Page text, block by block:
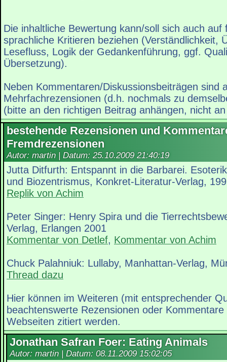
Die inhaltliche Bewertung kann/soll sich auch auf
sprachliche Kritieren beziehen (Verständlichkeit,
Lesefluss, Logik der Gedankenführung, ggf.
Übersetzung).
Neben Kommentaren/Diskussionsbeiträgen sind
Mehrfachrezensionen (d.h. nochmals zu
(bitte an den richtigen Beitrag anhängen, nicht
bestehende Rezensionen und
Fremdrezensionen
Autor: martin | Datum: 25.10.2009 21:40:19
Jutta Ditfurth: Entspannt in die Barbarei.
und Biozentrismus, Konkret-Literatur-Verlag,
Replik von Achim
Peter Singer: Henry Spira und die
Verlag, Erlangen 2001
Kommentar von Detlef, Kommentar von Achim
Chuck Palahniuk: Lullaby, Manhattan-Verlag,
Thread dazu
Hier können im Weiteren (mit entsprechender
beachtenswerte Rezensionen oder
Webseiten zitiert werden.
Jonathan Safran Foer: Eating Animals
Autor: martin | Datum: 08.11.2009 15:02:05